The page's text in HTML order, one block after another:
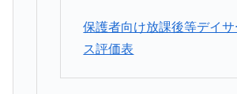
保護者向け放課後等デイ
ス評価表